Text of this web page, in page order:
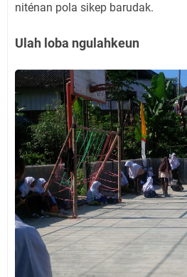
niténan pola sikep barudak.
Ulah loba ngulahkeun